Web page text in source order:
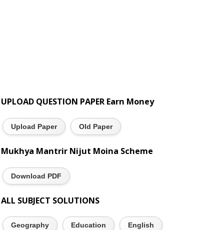
UPLOAD QUESTION PAPER Earn Money
Upload Paper Old Paper
Mukhya Mantrir Nijut Moina Scheme
Download PDF
ALL SUBJECT SOLUTIONS
Geography Education English